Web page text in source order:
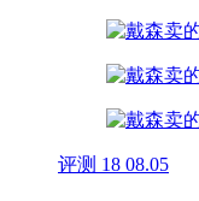
评测 18 08.05